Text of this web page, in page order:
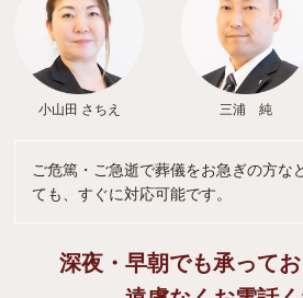
小山田 さちえ 三浦 純
ご危篤・ご急逝で葬儀をお急ぎの方な
ても、すぐに対応可能です。
深夜・早朝でも承ってお